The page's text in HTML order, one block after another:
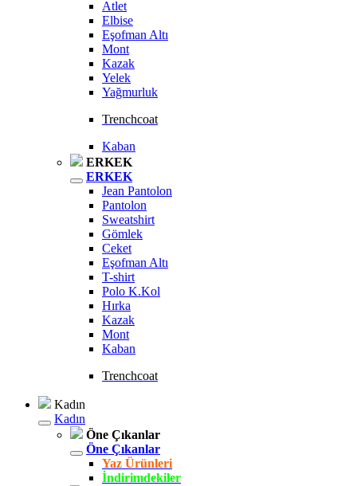
Atlet
Elbise
Eşofman Altı
Mont
Kazak
Yelek
Yağmurluk
Trenchcoat
Kaban
ERKEK
ERKEK
Jean Pantolon
Pantolon
Sweatshirt
Gömlek
Ceket
Eşofman Altı
T-shirt
Polo K.Kol
Hırka
Kazak
Mont
Kaban
Trenchcoat
Kadın
Kadın
Öne Çıkanlar
Öne Çıkanlar
Yaz Ürünleri
İndirimdekiler